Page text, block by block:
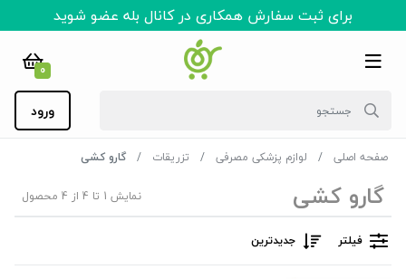
برای ثبت سفارش همکاری در کانال بله عضو شوید
0
ورود
صفحه اصلی لوازم پزشکی مصرفی تزریقات گارو کشی
گارو کشی نمایش 1 تا 4 از 4 محصول
فیلتر جدیدترین